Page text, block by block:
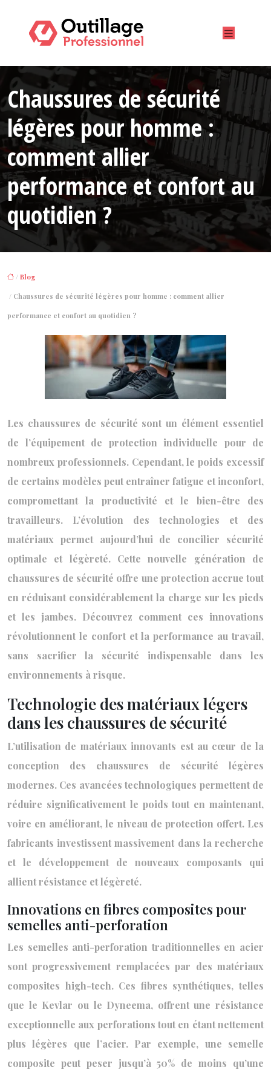
Chaussures de sécurité
légères pour homme :
comment allier
performance et confort au
quotidien ?
/ Blog
/ Chaussures de sécurité légères pour homme : comment allier
performance et confort au quotidien ?
Les chaussures de sécurité sont un élément essentiel
de l’équipement de protection individuelle pour de
nombreux professionnels. Cependant, le poids excessif
de certains modèles peut entraîner fatigue et inconfort,
compromettant la productivité et le bien-être des
travailleurs. L’évolution des technologies et des
matériaux permet aujourd’hui de concilier sécurité
optimale et légèreté. Cette nouvelle génération de
chaussures de sécurité offre une protection accrue tout
en réduisant considérablement la charge sur les pieds
et les jambes. Découvrez comment ces innovations
révolutionnent le confort et la performance au travail,
sans sacrifier la sécurité indispensable dans les
environnements à risque.
Technologie des matériaux légers
dans les chaussures de sécurité
L’utilisation de matériaux innovants est au cœur de la
conception des chaussures de sécurité légères
modernes. Ces avancées technologiques permettent de
réduire significativement le poids tout en maintenant,
voire en améliorant, le niveau de protection offert. Les
fabricants investissent massivement dans la recherche
et le développement de nouveaux composants qui
allient résistance et légèreté.
Innovations en fibres composites pour
semelles anti-perforation
Les semelles anti-perforation traditionnelles en acier
sont progressivement remplacées par des matériaux
composites high-tech. Ces fibres synthétiques, telles
que le Kevlar ou le Dyneema, offrent une résistance
exceptionnelle aux perforations tout en étant nettement
plus légères que l’acier. Par exemple, une semelle
composite peut peser jusqu’à 50% de moins qu’une